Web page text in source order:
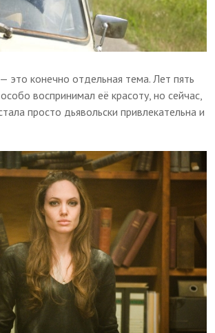
конечно отдельная тема. Лет пять
воспринимал её красоту, но сейчас,
просто дьявольски привлекательна и